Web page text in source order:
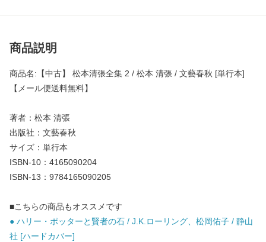
商品説明
商品名:【中古】 松本清張全集 2 / 松本 清張 / 文藝春秋 [単行本]
【メール便送料無料】
著者：松本 清張
出版社：文藝春秋
サイズ：単行本
ISBN-10：4165090204
ISBN-13：9784165090205
■こちらの商品もオススメです
● ハリー・ポッターと賢者の石 / J.K.ローリング、松岡佑子 / 静山
社 [ハードカバー]